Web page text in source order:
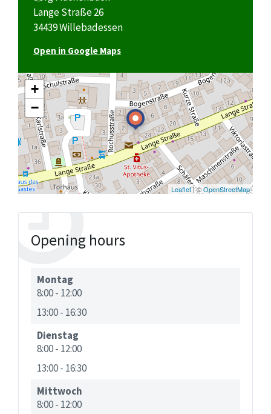
Lange Straße 26
34439 Willebadessen
Open in Google Maps
+
−
Leaflet| ©OpenStreetMap
Opening hours
Montag
8:00- 12:00
13:00- 16:30
Dienstag
8:00- 12:00
13:00- 16:30
Mittwoch
8:00- 12:00